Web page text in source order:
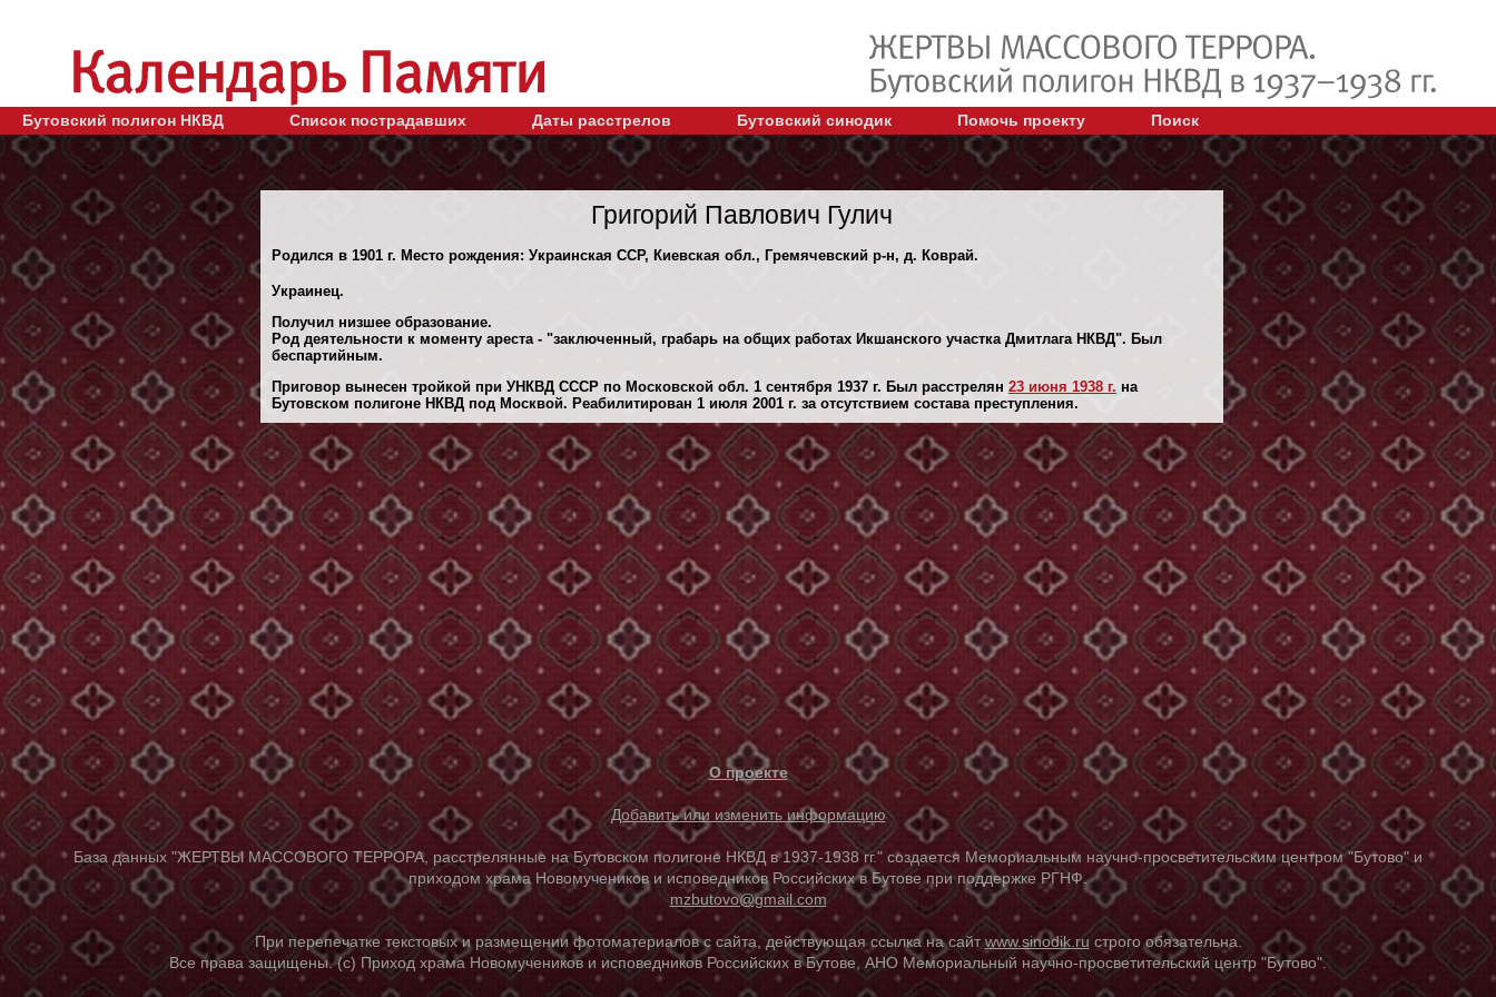
Бутовский полигон НКВД Список пострадавших Даты расстрелов Бутовский синодик Помочь проекту Поиск
Григорий Павлович Гулич
Родился в 1901 г. Место рождения: Украинская ССР, Киевская обл., Гремячевский р-н, д. Коврай.
Украинец.
Получил низшее образование.
Род деятельности к моменту ареста - "заключенный, грабарь на общих работах Икшанского участка Дмитлага НКВД". Был
беспартийным.
Приговор вынесен тройкой при УНКВД СССР по Московской обл. 1 сентября 1937 г. Был расстрелян 23 июня 1938 г. на
Бутовском полигоне НКВД под Москвой. Реабилитирован 1 июля 2001 г. за отсутствием состава преступления.
О проекте
Добавить или изменить информацию
База данных "ЖЕРТВЫ МАССОВОГО ТЕРРОРА, расстрелянные на Бутовском полигоне НКВД в 1937-1938 гг." создается Мемориальным научно-просветительским центром "Бутово" и
приходом храма Новомучеников и исповедников Российских в Бутове при поддержке РГНФ.
mzbutovo@gmail.com
При перепечатке текстовых и размещении фотоматериалов с сайта, действующая ссылка на сайтwww.sinodik.ru строго обязательна.
Все права защищены. (с) Приход храма Новомучеников и исповедников Российских в Бутове, АНО Мемориальный научно-просветительский центр "Бутово".